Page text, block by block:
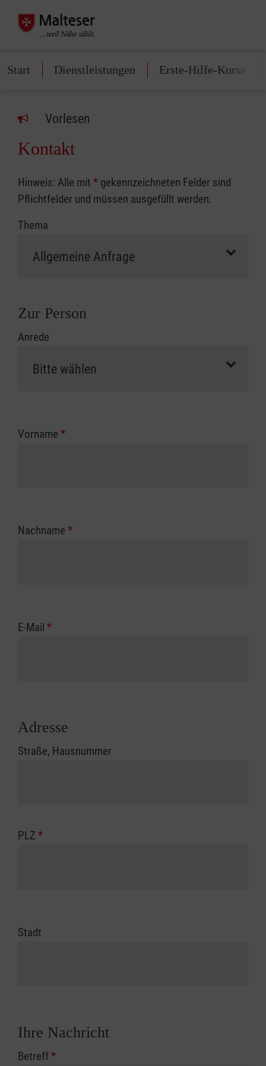
Start Dienstleistungen Erste-Hilfe-Kurse
Vorlesen
Kontakt
Hinweis: Alle mit * gekennzeichneten Felder sind
Pflichtfelder und müssen ausgefüllt werden.
Thema
Zur Person
Anrede
Vorname *
Nachname *
E-Mail *
Adresse
Straße, Hausnummer
PLZ *
Stadt
Ihre Nachricht
Betreff*